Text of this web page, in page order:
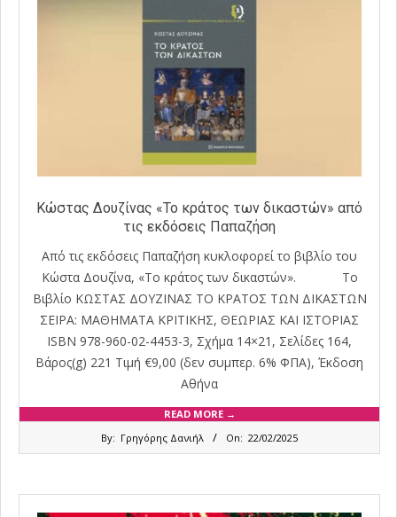
Κώστας Δουζίνας «Το κράτος των δικαστών» από
τις εκδόσεις Παπαζήση
Από τις εκδόσεις Παπαζήση κυκλοφορεί το βιβλίο του
Κώστα Δουζίνα, «Το κράτος των δικαστών». Το
Βιβλίο ΚΩΣΤΑΣ ΔΟΥΖΙΝΑΣ ΤΟ ΚΡΑΤΟΣ ΤΩΝ ΔΙΚΑΣΤΩΝ
ΣΕΙΡΑ: ΜΑΘΗΜΑΤΑ ΚΡΙΤΙΚΗΣ, ΘΕΩΡΙΑΣ ΚΑΙ ΙΣΤΟΡΙΑΣ
ISBN 978-960-02-4453-3, Σχήμα 14×21, Σελίδες 164,
Βάρος(g) 221 Τιμή €9,00 (δεν συμπερ. 6% ΦΠΑ), Έκδοση
Αθήνα
READ MORE →
By: Γρηγόρης Δανιήλ On: 22/02/2025